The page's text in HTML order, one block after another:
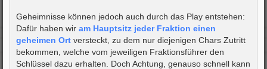
Geheimnisse können jedoch auch durch das Play entstehen:
Dafür haben wir am Hauptsitz jeder Fraktion einen
geheimen Ort versteckt, zu dem nur diejenigen Chars Zutritt
bekommen, welche vom jeweiligen Fraktionsführer den
Schlüssel dazu erhalten. Doch Achtung, genauso schnell kann